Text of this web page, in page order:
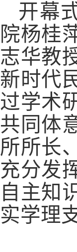
开幕
院杨桂
志华教
新时代
过学术
共同体
所所长
充分发
自主知
实学理